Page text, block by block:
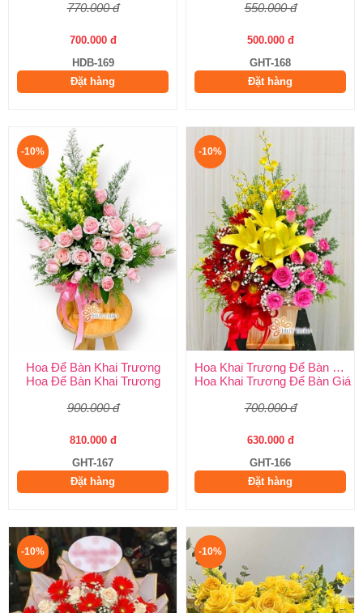
770.000 đ
700.000 đ
HDB-169
Đặt hàng
550.000 đ
500.000 đ
GHT-168
Đặt hàng
-10%
Hoa Để Bàn Khai Trương
Hoa Để Bàn Khai Trương
900.000 đ
810.000 đ
GHT-167
Đặt hàng
-10%
Hoa Khai Trương Để Bàn Giá Rẻ
Hoa Khai Trương Để Bàn Giá
700.000 đ
630.000 đ
GHT-166
Đặt hàng
-10% -10%